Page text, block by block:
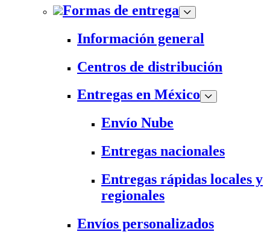
Formas de entrega
Información general
Centros de distribución
Entregas en México
Envío Nube
Entregas nacionales
Entregas rápidas locales y
regionales
Envíos personalizados